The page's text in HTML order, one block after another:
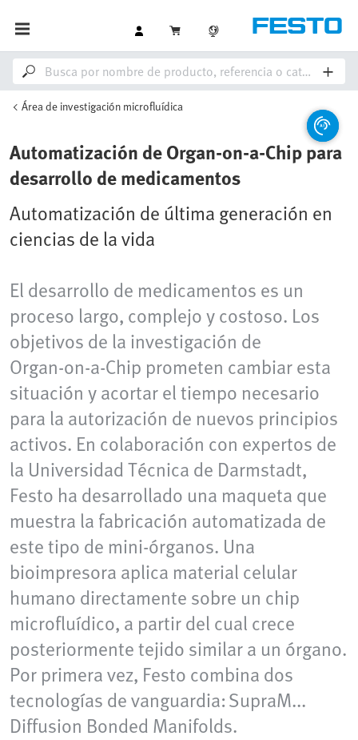
Área de investigación microfluídica
Automatización de Organ‑on‑a‑Chip para
desarrollo de medicamentos
Automatización de última generación en
ciencias de la vida
El desarrollo de medicamentos es un
proceso largo, complejo y costoso. Los
objetivos de la investigación de
Organ‑on‑a‑Chip prometen cambiar esta
situación y acortar el tiempo necesario
para la autorización de nuevos principios
activos. En colaboración con expertos de
la Universidad Técnica de Darmstadt,
Festo ha desarrollado una maqueta que
muestra la fabricación automatizada de
este tipo de mini‑órganos. Una
bioimpresora aplica material celular
humano directamente sobre un chip
microfluídico, a partir del cual crece
posteriormente tejido similar a un órgano.
Por primera vez, Festo combina dos
tecnologías de vanguardia: SupraM...
Diffusion Bonded Manifolds.